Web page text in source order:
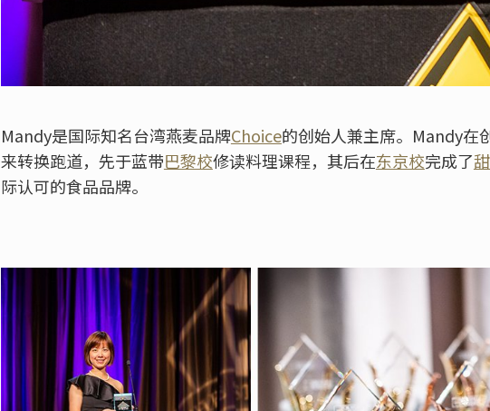
Mandy是国际知名台湾燕麦品牌Choice的创始人兼主席。Mandy在
来转换跑道，先于蓝带巴黎校修读料理课程，其后在东京校完成了
际认可的食品品牌。